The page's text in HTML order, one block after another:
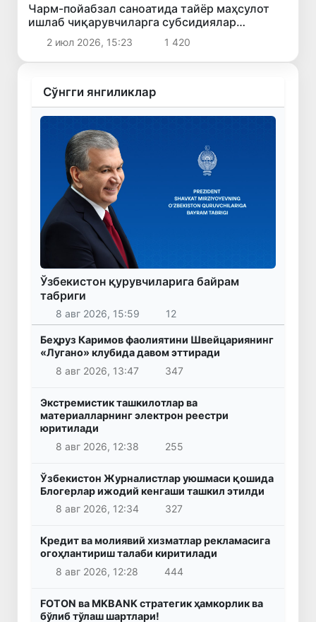
Чарм-пойабзал саноатида тайёр маҳсулот
ишлаб чиқарувчиларга субсидиялар
берилади
2 июл 2026, 15:23 1 420
Сўнгги янгиликлар
Ўзбекистон қурувчиларига байрам
табриги
8 авг 2026, 15:59 12
Беҳруз Каримов фаолиятини Швейцариянинг
«Лугано» клубида давом эттиради
8 авг 2026, 13:47
347
Экстремистик ташкилотлар ва
материалларнинг электрон реестри
юритилади
8 авг 2026, 12:38
255
Ўзбекистон Журналистлар уюшмаси қошида
Блогерлар ижодий кенгаши ташкил этилди
8 авг 2026, 12:34
327
Кредит ва молиявий хизматлар рекламасига
огоҳлантириш талаби киритилади
8 авг 2026, 12:28
444
FOTON ва MKBANK стратегик ҳамкорлик ва
бўлиб тўлаш шартлари!